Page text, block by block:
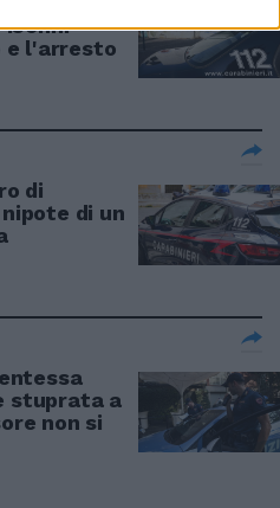
e l'arresto
di
di un
stuprata a
non si